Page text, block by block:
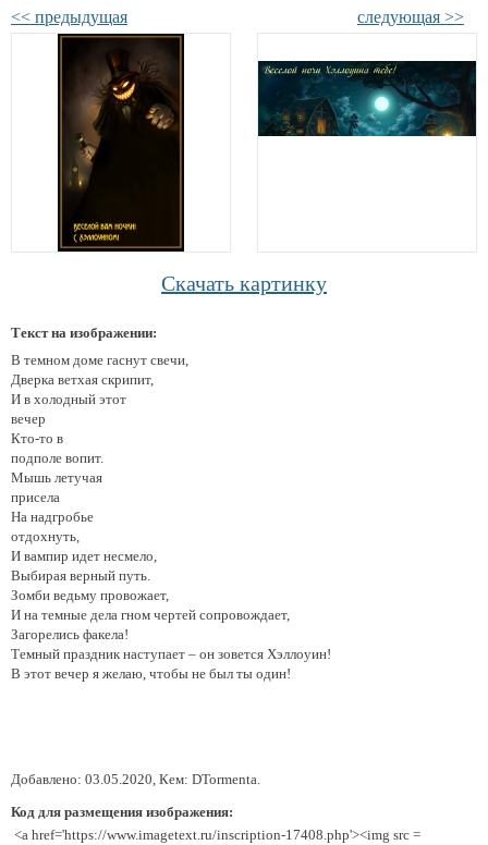
<< предыдущая следующая >>
Скачать картинку
Текст на изображении:
В темном доме гаснут свечи,
Дверка ветхая скрипит,
И в холодный этот
вечер
Кто-то в
подполе вопит.
Мышь летучая
присела
На надгробье
отдохнуть,
И вампир идет несмело,
Выбирая верный путь.
Зомби ведьму провожает,
И на темные дела гном чертей сопровождает,
Загорелись факела!
Темный праздник наступает – он зовется Хэллоуин!
В этот вечер я желаю, чтобы не был ты один!
Добавлено: 03.05.2020, Кем: DTormenta.
Код для размещения изображения:
<a href='https://www.imagetext.ru/inscription-17408.php'><img src =